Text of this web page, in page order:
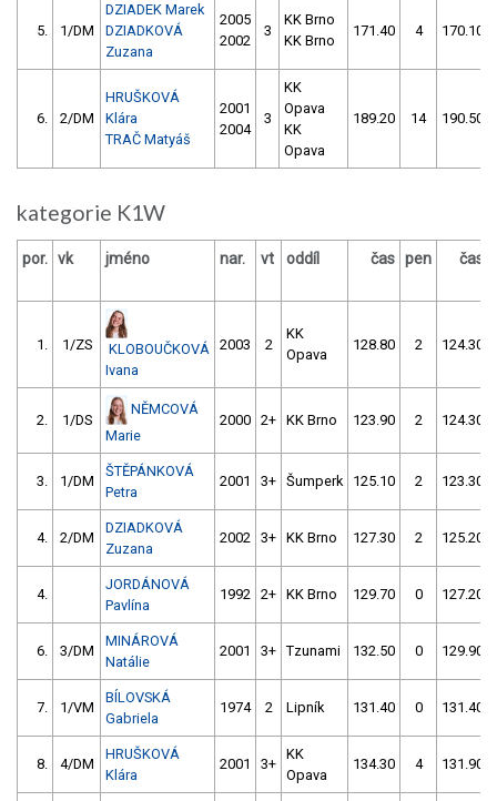
5. 1/DM
DZIADEK Marek
DZIADKOVÁ
Zuzana
2005
2002
3
KK Brno
KK Brno
171.40 4 170.10
6. 2/DM
HRUŠKOVÁ
Klára
TRAČ Matyáš
2001
2004
3
KK
Opava
KK
Opava
189.20 14 190.50
kategorie K1W
por. vk jméno nar. vt oddíl čas pen čas
1. 1/ZS
KLOBOUČKOVÁ
Ivana
2003 2
KK
Opava
128.80 2 124.30
2. 1/DS
NĚMCOVÁ
Marie
2000 2+ KK Brno 123.90 2 124.30
3. 1/DM
ŠTĚPÁNKOVÁ
Petra
2001 3+ Šumperk 125.10 2 123.30
4. 2/DM
DZIADKOVÁ
Zuzana
2002 3+ KK Brno 127.30 2 125.20
4.
JORDÁNOVÁ
Pavlína
1992 2+ KK Brno 129.70 0 127.20
6. 3/DM
MINÁROVÁ
Natálie
2001 3+ Tzunami 132.50 0 129.90
7. 1/VM
BÍLOVSKÁ
Gabriela
1974 2 Lipník 131.40 0 131.40
8. 4/DM
HRUŠKOVÁ
Klára
2001 3+
KK
Opava
134.30 4 131.90